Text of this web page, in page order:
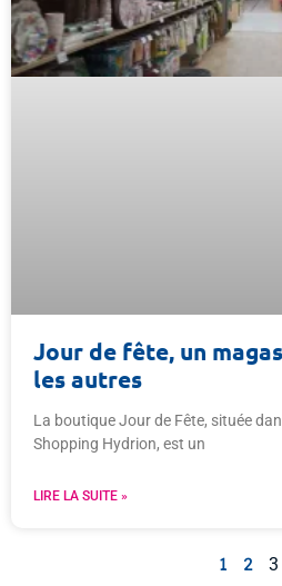
Jour de fête, un
les autres
La boutique Jour de Fête, située
Shopping Hydrion, est un
LIRE LA SUITE »
1 2 3